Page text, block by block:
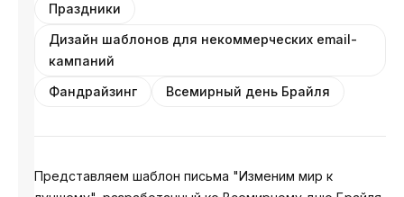
Праздники
Дизайн шаблонов для некоммерческих email-
кампаний
Фандрайзинг
Всемирный день Брайля
Представляем шаблон письма "Изменим мир к